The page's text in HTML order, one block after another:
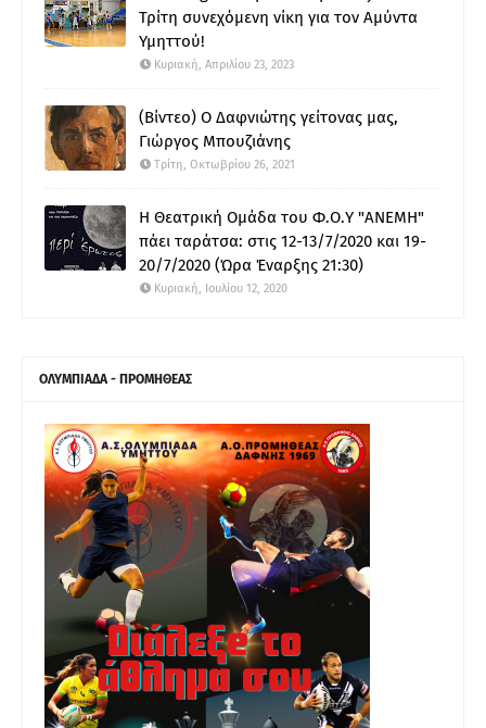
Τρίτη συνεχόμενη νίκη για τον Αμύντα
Υμηττού!
Κυριακή, Απριλίου 23, 2023
(Βίντεο) Ο Δαφνιώτης γείτονας μας,
Γιώργος Μπουζιάνης
Τρίτη, Οκτωβρίου 26, 2021
Η Θεατρική Ομάδα του Φ.Ο.Υ "ΑΝΕΜΗ"
πάει ταράτσα: στις 12-13/7/2020 και 19-
20/7/2020 (Ώρα Έναρξης 21:30)
Κυριακή, Ιουλίου 12, 2020
ΟΛΥΜΠΙΑΔΑ - ΠΡΟΜΗΘΕΑΣ